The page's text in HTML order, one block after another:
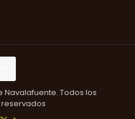
Navalafuente. Todos los